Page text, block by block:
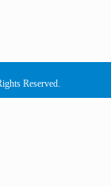
Reserved.